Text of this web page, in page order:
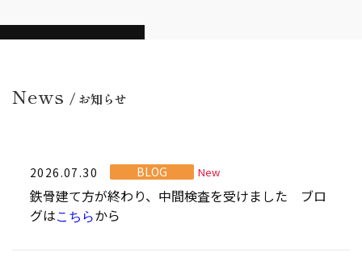
News / お知らせ
2026.07.30 BLOG New
鉄骨建て方が終わり、中間検査を受けました ブロ
グはこちらから